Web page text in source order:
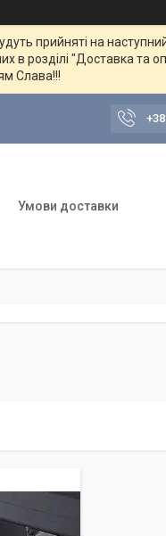
прийняті на
в розділі "Доставка та
Слава!!!
Умови доставки